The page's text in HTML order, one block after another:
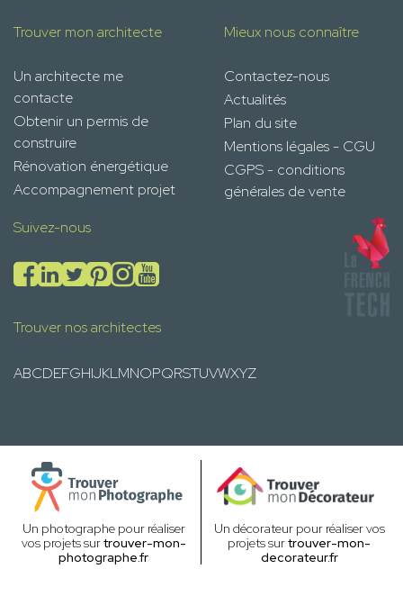
Trouver mon architecte
Un architecte me
contacte
Obtenir un permis de
construire
Rénovation énergétique
Accompagnement projet
Mieux nous connaître
Contactez-nous
Actualités
Plan du site
Mentions légales - CGU
CGPS - conditions
générales de vente
Suivez-nous
Trouver nos architectes
ABCDEFGHIJKLMNOPQRSTUVWXYZ
Un photographe pour réaliser
vos projets surtrouver-mon-
photographe.fr
Un décorateur pour réaliser vos
projets surtrouver-mon-
decorateur.fr